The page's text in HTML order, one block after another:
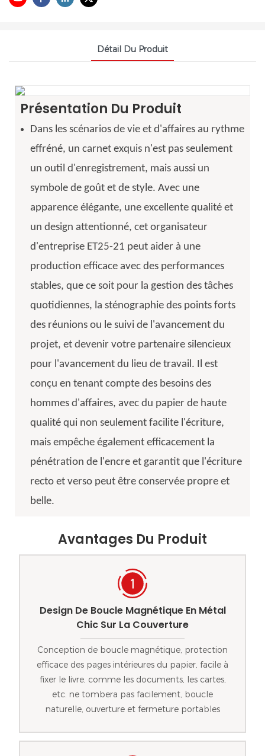
Détail Du Produit
Présentation Du Produit
Dans les scénarios de vie et d'affaires au rythme
effréné, un carnet exquis n'est pas seulement
un outil d'enregistrement, mais aussi un
symbole de goût et de style. Avec une
apparence élégante, une excellente qualité et
un design attentionné, cet organisateur
d'entreprise ET25-21 peut aider à une
production efficace avec des performances
stables, que ce soit pour la gestion des tâches
quotidiennes, la sténographie des points forts
des réunions ou le suivi de l'avancement du
projet, et devenir votre partenaire silencieux
pour l'avancement du lieu de travail. Il est
conçu en tenant compte des besoins des
hommes d'affaires, avec du papier de haute
qualité qui non seulement facilite l'écriture,
mais empêche également efficacement la
pénétration de l'encre et garantit que l'écriture
recto et verso peut être conservée propre et
belle.
Avantages Du Produit
Design De Boucle Magnétique En Métal
Chic Sur La Couverture
Conception de boucle magnétique, protection
efficace des pages intérieures du papier, facile à
fixer le livre, comme les documents, les cartes,
etc. ne tombera pas facilement, boucle
naturelle, ouverture et fermeture portables